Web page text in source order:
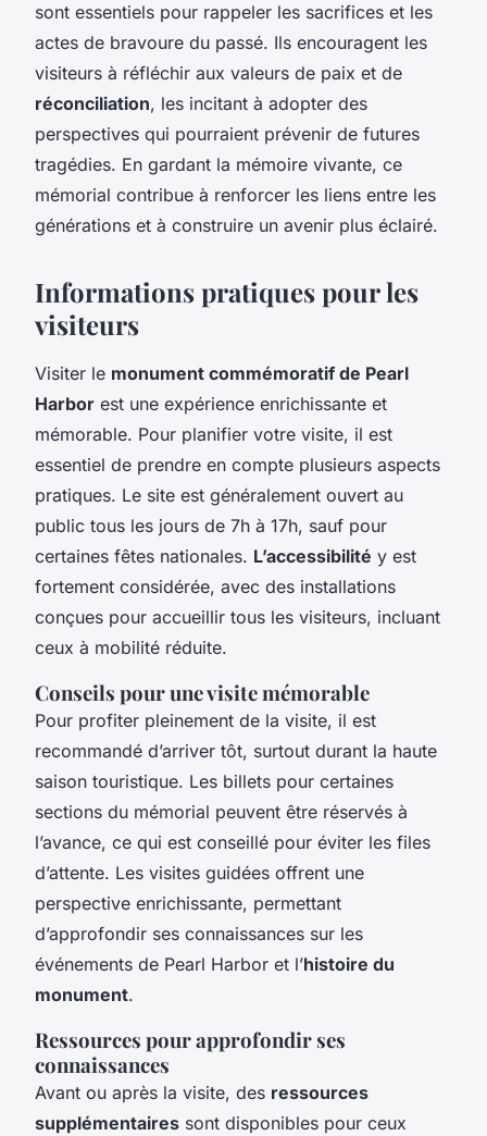
sont essentiels pour rappeler les sacrifices et les
actes de bravoure du passé. Ils encouragent les
visiteurs à réfléchir aux valeurs de paix et de
réconciliation, les incitant à adopter des
perspectives qui pourraient prévenir de futures
tragédies. En gardant la mémoire vivante, ce
mémorial contribue à renforcer les liens entre les
générations et à construire un avenir plus éclairé.
Informations pratiques pour les
visiteurs
Visiter le monument commémoratif de Pearl
Harbor est une expérience enrichissante et
mémorable. Pour planifier votre visite, il est
essentiel de prendre en compte plusieurs aspects
pratiques. Le site est généralement ouvert au
public tous les jours de 7h à 17h, sauf pour
certaines fêtes nationales. L’accessibilité y est
fortement considérée, avec des installations
conçues pour accueillir tous les visiteurs, incluant
ceux à mobilité réduite.
Conseils pour une visite mémorable
Pour profiter pleinement de la visite, il est
recommandé d’arriver tôt, surtout durant la haute
saison touristique. Les billets pour certaines
sections du mémorial peuvent être réservés à
l’avance, ce qui est conseillé pour éviter les files
d’attente. Les visites guidées offrent une
perspective enrichissante, permettant
d’approfondir ses connaissances sur les
événements de Pearl Harbor et l’histoire du
monument.
Ressources pour approfondir ses
connaissances
Avant ou après la visite, des ressources
supplémentaires sont disponibles pour ceux